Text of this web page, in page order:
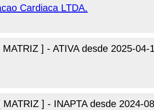
Cardiaca LTDA.
MATRIZ ] - ATIVA desde 2025-04-
MATRIZ ] - INAPTA desde 2024-